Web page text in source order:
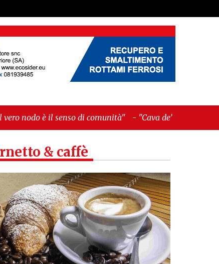
comunità" -"Cava de’ Tirreni, La Fratellanza
& caffè